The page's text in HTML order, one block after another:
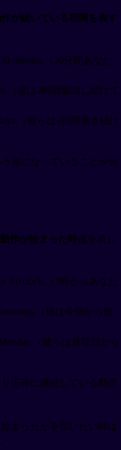
作が続いている期間を表す
minutes.（30分間あなた
（彼は2時間勉強し続けて
（彼らは3日間働き続け
形になっていることが分
動作が始まった時点を表し
3 o'clock.（3時からあなた
morning.（彼は今朝から勉
（彼らは月曜日から
正確に継続している動作
まったかを言いたい時は